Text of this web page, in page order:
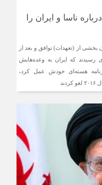
ناسا و ایران را
بخشی از (تعهدات) توافق و بعد از
رسیدند که ایران به وعده‌هایش
هسته‌ای خودش عمل کرد،